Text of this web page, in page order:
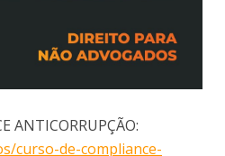
ANTICORRUPÇÃO:
curso-de-compliance-